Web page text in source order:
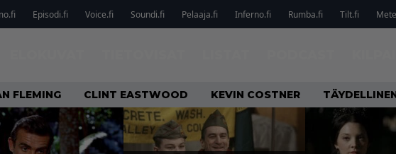
Episodi.fi Voice.fi Soundi.fi Pelaaja.fi Inferno.fi Rumba.fi Tilt.fi
FLEMING CLINT EASTWOOD KEVIN COSTNER